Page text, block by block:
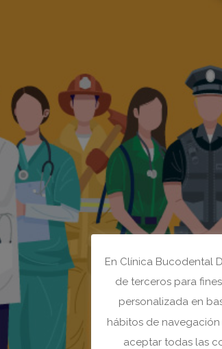
En Clínica Bucodental
de terceros para
personalizada en
hábitos de navegación
aceptar todas las